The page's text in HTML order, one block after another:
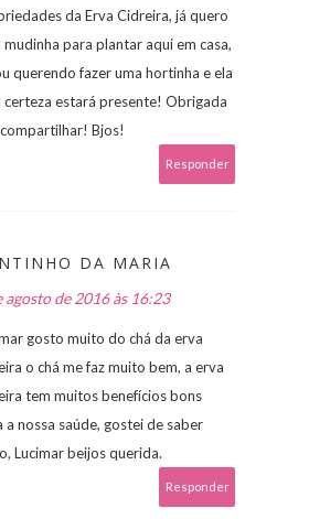
da Erva Cidreira, já quero
mudinha para plantar aqui em casa,
querendo fazer uma hortinha e ela
certeza estará presente! Obrigada
Bjos!
Responder
DA MARIA
agosto de 2016 às 16:23
gosto muito do chá da erva
o chá me faz muito bem, a erva
tem muitos benefícios bons
a nossa saúde, gostei de saber
Lucimar beijos querida.
Responder